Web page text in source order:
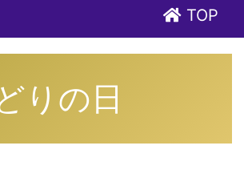
TOP
りの日